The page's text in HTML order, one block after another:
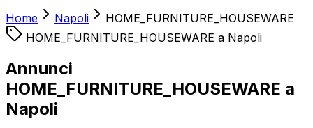
Home Napoli
HOME_FURNITURE_HOUSEWARE
HOME_FURNITURE_HOUSEWARE a Napoli
Annunci
HOME_FURNITURE_HOUSEWARE a
Napoli